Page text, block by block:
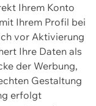
Ihrem Konto
Ihrem Profil bei
vor Aktivierung
Ihre Daten als
der Werbung,
Gestaltung
erfolgt